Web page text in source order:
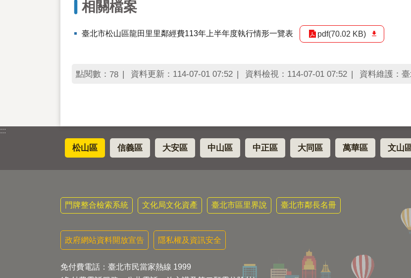
相關檔案
臺北市松山區龍田里里鄰經費113年上半年度執行情形一覽表 pdf(70.02 KB)
點閱數： 78 資料更新：114-07-01 07:52 資料檢視：114-07-01 07:52 資料維護：
:::
松山區 信義區 大安區 中山區 中正區 大同區 萬華區 文山
門牌整合檢索系統 文化局文化資產 臺北市區里界說 臺北市鄰長名冊
政府網站資料開放宣告 隱私權及資訊安全
免付費電話：臺北市民當家熱線 1999